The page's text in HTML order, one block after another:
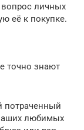
личных
её к покупке.
точно знают
потраченный
любимых